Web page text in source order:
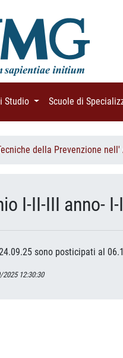
Studio (current)Scuole di
della Prevenzione
I-II-III anno-
sono posticipati al
12:30:30